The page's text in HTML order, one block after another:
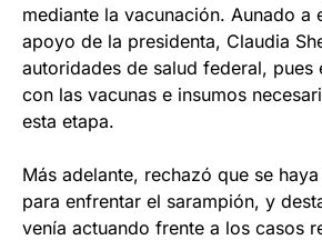
mediante la vacunación. Aunado a
apoyo de la presidenta, Claudia
autoridades de salud federal, pues
con las vacunas e insumos
esta etapa.
Más adelante, rechazó que se
para enfrentar el sarampión, y
venía actuando frente a los casos